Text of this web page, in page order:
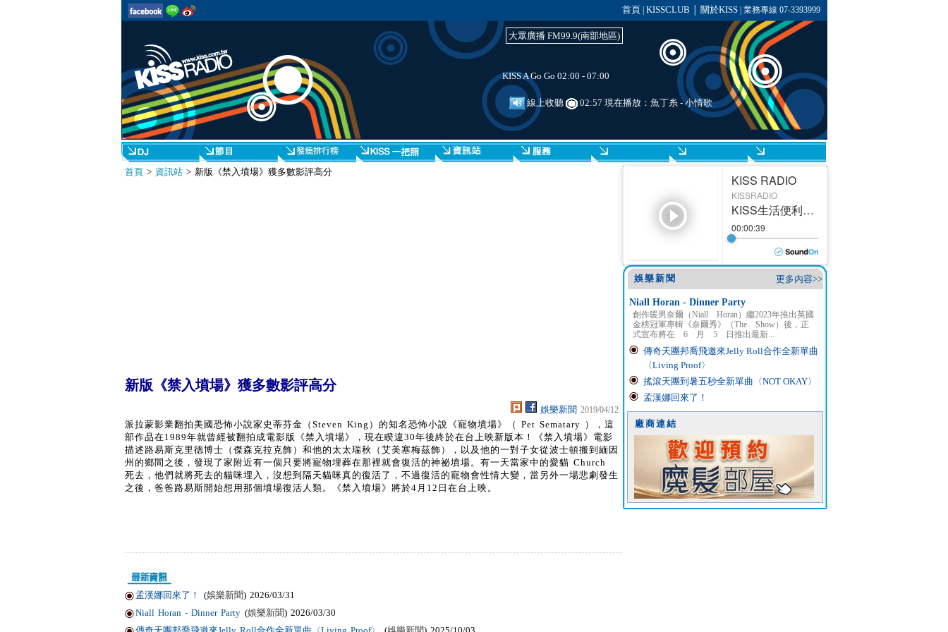
首頁 KISSCLUB 關於KISS| 業務專線 07-3393999
大眾廣播 FM99.9(南部地區)
KISS A Go Go 02:00 - 07:00
線上收聽 02:57 現在播放： 魚丁糸-小情歌
首頁> 資訊站> 新版《禁入墳場》獲多數影評高分
新版《禁入墳場》獲多數影評高分
娛樂新聞 2019/04/12
派拉蒙影業翻拍美國恐怖小說家史蒂芬金（Steven King）的知名恐怖小說《寵物墳場》（ Pet Sematary ），這
部作品在1989年就曾經被翻拍成電影版《禁入墳場》，現在睽違30年後終於在台上映新版本！《禁入墳場》電影
描述路易斯克里德博士（傑森克拉克飾）和他的太太瑞秋（艾美塞梅茲飾），以及他的一對子女從波士頓搬到緬因
州的鄉間之後，發現了家附近有一個只要將寵物埋葬在那裡就會復活的神祕墳場。有一天當家中的愛貓 Church
死去，他們就將死去的貓咪埋入，沒想到隔天貓咪真的復活了，不過復活的寵物會性情大變，當另外一場悲劇發生
之後，爸爸路易斯開始想用那個墳場復活人類。《禁入墳場》將於4月12日在台上映。
孟漢娜回來了！ (娛樂新聞) 2026/03/31
Niall Horan - Dinner Party (娛樂新聞) 2026/03/30
更多內容>>
娛樂新聞
Niall Horan - Dinner Party
創作暖男奈爾（Niall Horan）繼2023年推出英國
金榜冠軍專輯《奈爾秀》（The Show）後，正
式宣布將在 6 月 5 日推出最新...
傳奇天團邦喬飛邀來Jelly Roll合作全新單曲
〈Living Proof〉
搖滾天團到暑五秒全新單曲〈NOT OKAY〉
孟漢娜回來了！
廠商連結